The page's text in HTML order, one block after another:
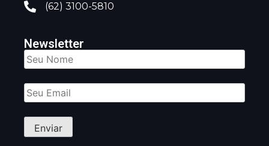
(62) 3100-5810
Newsletter